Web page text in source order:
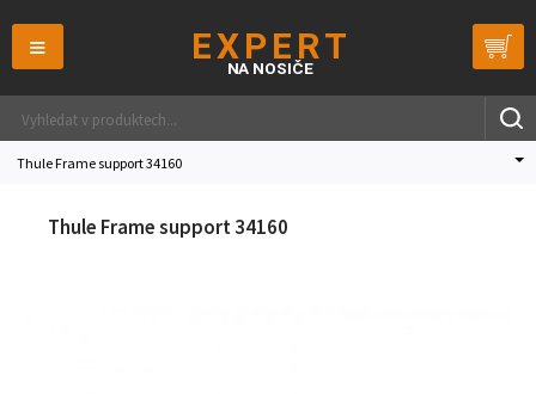
≡
Thule Frame support 34160
Thule Frame support 34160